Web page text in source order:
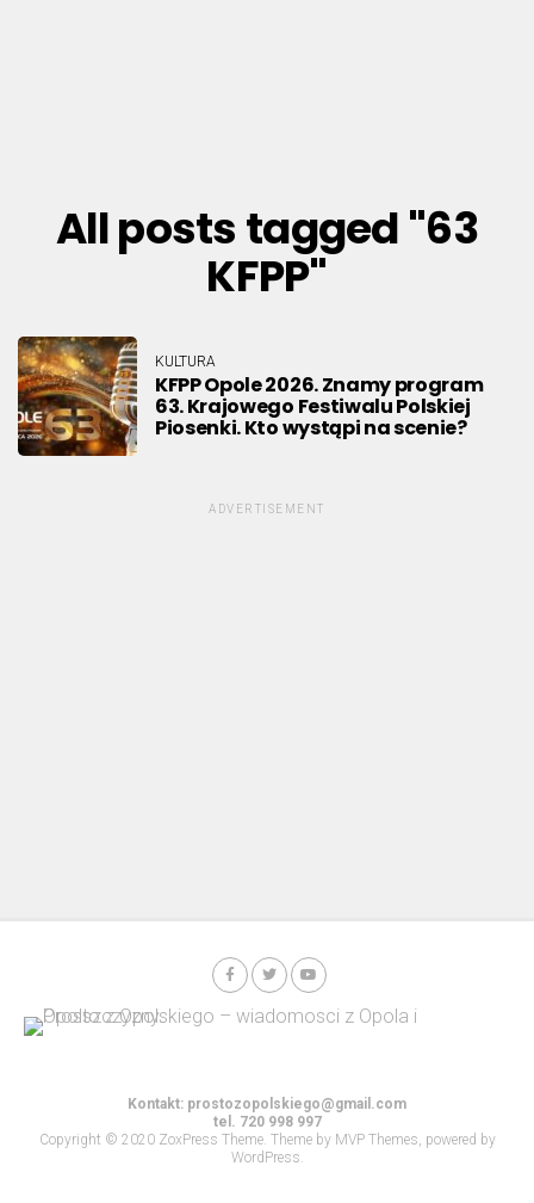
All posts tagged "63
KFPP"
KULTURA
KFPP Opole 2026. Znamy program
63. Krajowego Festiwalu Polskiej
Piosenki. Kto wystąpi na scenie?
ADVERTISEMENT
Kontakt: prostozopolskiego@gmail.com
tel. 720 998 997
Copyright © 2020 ZoxPress Theme. Theme by MVP Themes, powered by
WordPress.